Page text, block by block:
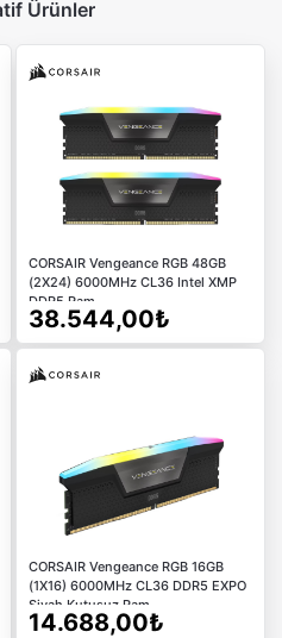
Ürünler
CORSAIR Vengeance RGB 48GB
(2X24) 6000MHz CL36 Intel XMP
DDR5 Ram
38.544,00₺
CORSAIR Vengeance RGB 16GB
(1X16) 6000MHz CL36 DDR5 EXPO
Siyah Kutusuz Ram
14.688,00₺